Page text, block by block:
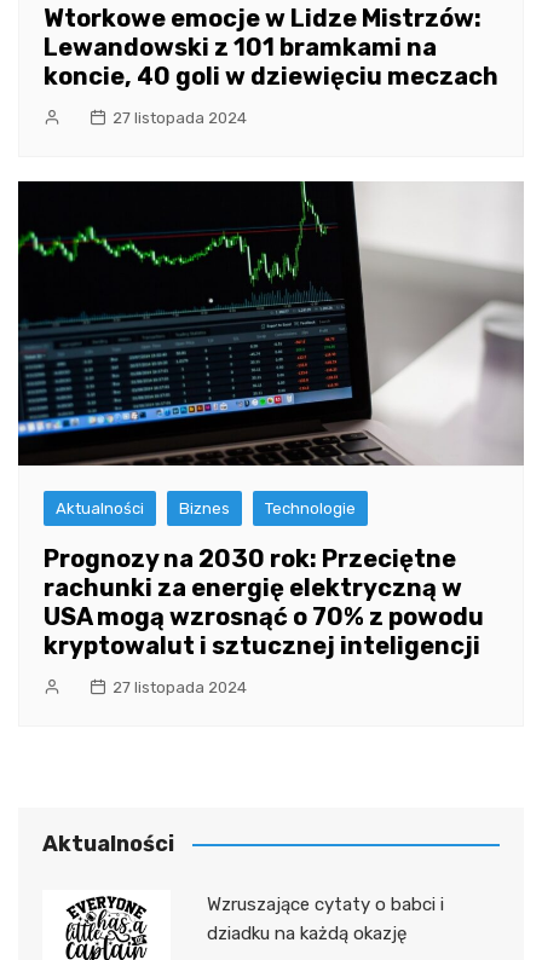
Wtorkowe emocje w Lidze Mistrzów:
Lewandowski z 101 bramkami na
koncie, 40 goli w dziewięciu meczach
27 listopada 2024
Aktualności Biznes Technologie
Prognozy na 2030 rok: Przeciętne
rachunki za energię elektryczną w
USA mogą wzrosnąć o 70% z powodu
kryptowalut i sztucznej inteligencji
27 listopada 2024
Aktualności
Wzruszające cytaty o babci i
dziadku na każdą okazję